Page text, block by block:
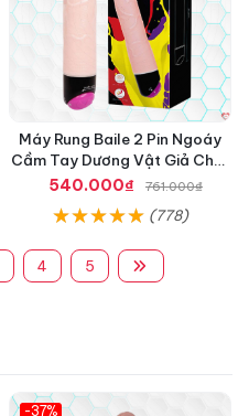
Máy Rung Baile 2 Pin Ngoáy
Cầm Tay Dương Vật Giả Chất
Lượng
540.000₫ 761.000₫
(778)
4 5
-37%